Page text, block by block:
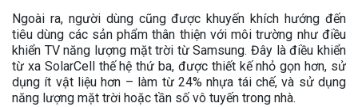
Ngoài ra, người dùng cũng được khuyến khích hướng đến
tiêu dùng các sản phẩm thân thiện với môi trường như điều
khiển TV năng lượng mặt trời từ Samsung. Đây là điều khiển
từ xa SolarCell thế hệ thứ ba, được thiết kế nhỏ gọn hơn, sử
dụng ít vật liệu hơn – làm từ 24% nhựa tái chế, và sử dụng
năng lượng mặt trời hoặc tần số vô tuyến trong nhà.